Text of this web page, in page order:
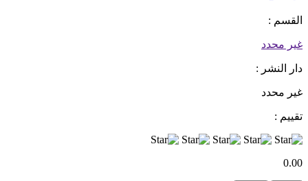
القسم :
غير محدد
دار النشر :
غير محدد
تقييم :
0.00